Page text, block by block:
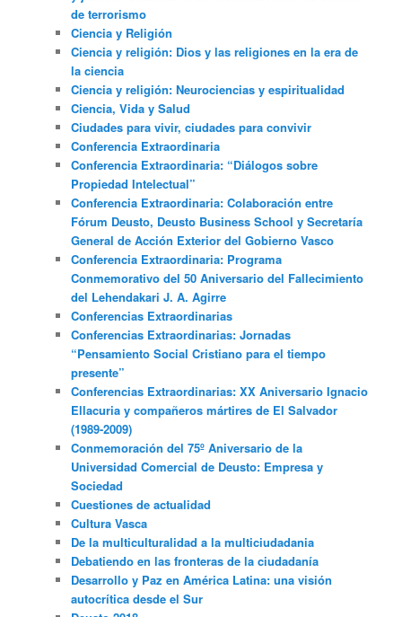
de terrorismo
Ciencia y Religión
Ciencia y religión: Dios y las religiones en la era de
la ciencia
Ciencia y religión: Neurociencias y espiritualidad
Ciencia, Vida y Salud
Ciudades para vivir, ciudades para convivir
Conferencia Extraordinaria
Conferencia Extraordinaria: “Diálogos sobre
Propiedad Intelectual”
Conferencia Extraordinaria: Colaboración entre
Fórum Deusto, Deusto Business School y Secretaría
General de Acción Exterior del Gobierno Vasco
Conferencia Extraordinaria: Programa
Conmemorativo del 50 Aniversario del Fallecimiento
del Lehendakari J. A. Agirre
Conferencias Extraordinarias
Conferencias Extraordinarias: Jornadas
“Pensamiento Social Cristiano para el tiempo
presente”
Conferencias Extraordinarias: XX Aniversario Ignacio
Ellacuria y compañeros mártires de El Salvador
(1989-2009)
Conmemoración del 75º Aniversario de la
Universidad Comercial de Deusto: Empresa y
Sociedad
Cuestiones de actualidad
Cultura Vasca
De la multiculturalidad a la multiciudadania
Debatiendo en las fronteras de la ciudadanía
Desarrollo y Paz en América Latina: una visión
autocrítica desde el Sur